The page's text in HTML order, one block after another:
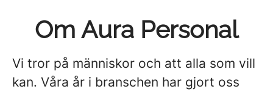
Om Aura Personal
Vi tror på människor och att alla som vill
kan. Våra år i branschen har gjort oss